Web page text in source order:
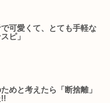
で可愛くて、とても手軽な
ピ」
めと考えたら「断捨離」